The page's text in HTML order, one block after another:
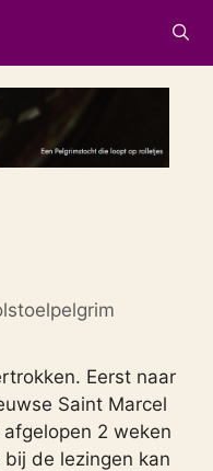
Eerst naar
Saint Marcel
2 weken
de lezingen kan